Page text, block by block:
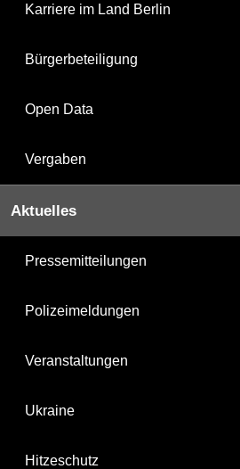
Karriere im Land Berlin
Bürgerbeteiligung
Open Data
Vergaben
Aktuelles
Pressemitteilungen
Polizeimeldungen
Veranstaltungen
Ukraine
Hitzeschutz